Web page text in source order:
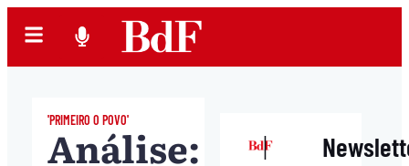
'PRIMEIRO O POVO'
Análise: |